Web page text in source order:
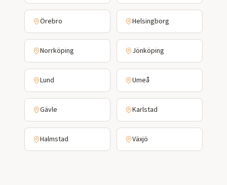
Örebro Helsingborg
Norrköping Jönköping
Lund Umeå
Gävle Karlstad
Halmstad Växjö